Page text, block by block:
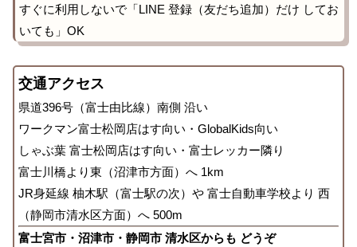
すぐに利用しないで「LINE 登録（友だち追加）だけ してお
いても」OK
交通アクセス
県道396号（富士由比線）南側 沿い
ワークマン富士松岡店はす向い・GlobalKids向い
しゃぶ葉 富士松岡店はす向い・富士レッカー隣り
富士川橋より東（沼津市方面）へ 1km
JR身延線 柚木駅（富士駅の次）や 富士自動車学校より 西
（静岡市清水区方面）へ 500m
富士宮市・沼津市・静岡市 清水区からも どうぞ